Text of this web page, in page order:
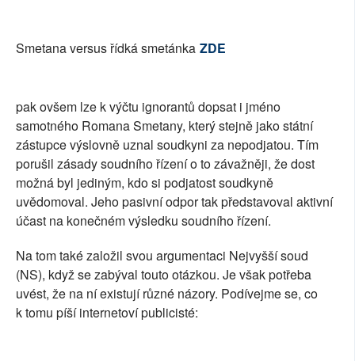
Smetana versus řídká smetánka ZDE
pak ovšem lze k výčtu ignorantů dopsat i jméno
samotného Romana Smetany, který stejně jako státní
zástupce výslovně uznal soudkyni za nepodjatou. Tím
porušil zásady soudního řízení o to závažněji, že dost
možná byl jediným, kdo si podjatost soudkyně
uvědomoval. Jeho pasivní odpor tak představoval aktivní
účast na konečném výsledku soudního řízení.
Na tom také založil svou argumentaci Nejvyšší soud
(NS), když se zabýval touto otázkou. Je však potřeba
uvést, že na ní existují různé názory. Podívejme se, co
k tomu píší internetoví publicisté: